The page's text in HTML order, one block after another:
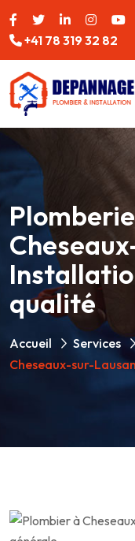
+41 78 319 32 82
qualité
Accueil Services
Cheseaux-sur-